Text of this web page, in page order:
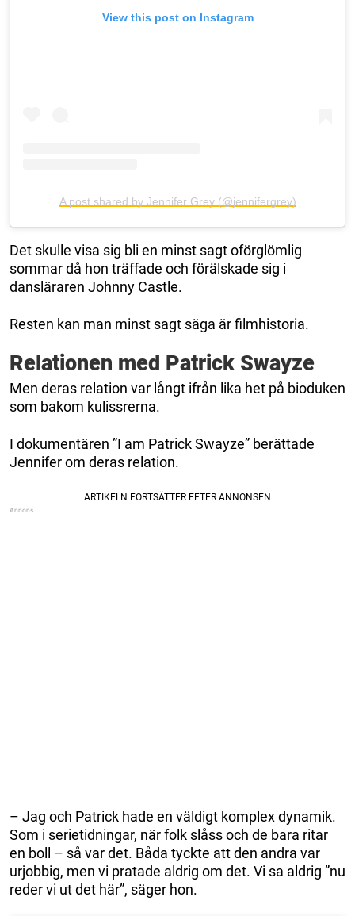
View this post on Instagram
A post shared by Jennifer Grey (@jennifergrey)
Det skulle visa sig bli en minst sagt oförglömlig
sommar då hon träffade och förälskade sig i
dansläraren Johnny Castle.
Resten kan man minst sagt säga är filmhistoria.
Relationen med Patrick Swayze
Men deras relation var långt ifrån lika het på bioduken
som bakom kulissrerna.
I dokumentären ”I am Patrick Swayze” berättade
Jennifer om deras relation.
– Jag och Patrick hade en väldigt komplex dynamik.
Som i serietidningar, när folk slåss och de bara ritar
en boll – så var det. Båda tyckte att den andra var
urjobbig, men vi pratade aldrig om det. Vi sa aldrig ”nu
reder vi ut det här”, säger hon.